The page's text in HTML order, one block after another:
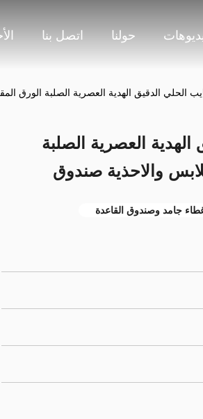
حولنا اتصل بنا
الدقيق الهدية العصرية الصلبة الورق
العصرية الصلبة
والاحذية صندوق
جامد وصندوق القاعدة